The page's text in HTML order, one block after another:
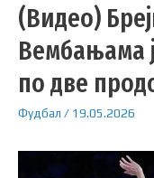
(Видео)
Вембањама
по две
Фудбал / 19.05.2026